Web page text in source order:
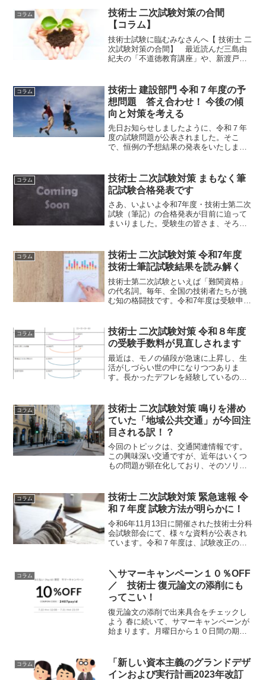
コラム
技術士 二次試験対策の合間
【コラム】
技術士試験に臨むみなさんへ【 技術士 二
次試験対策の合間】 最近読んだ三島由
紀夫の「不道徳教育講座」や、新渡戸稲
みの論語知らず」と嘲笑された。』とあ
りました。また、「武...
コラム
技術士 建設部門 令和７年度の予
想問題 答え合わせ！ 今後の傾
向と対策を考える
先日お知らせしましたように、令和７年
度の試験問題が公表されました。そこ
で、恒例の予想結果の発表をいたしま
ような結果になっているのでしょうか。
コラム
技術士 二次試験対策 まもなく筆
記試験合格発表です
さあ、いよいよ令和7年度・技術士第二次
試験（筆記）の合格発表が目前に迫って
まいりました。受験生の皆さま、そろそ
ん、今年の必須科目Ⅰは、比較的平易な
出題だったので期待値大です。
コラム
技術士 二次試験対策 令和7年度
技術士筆記試験結果を読み解く
技術士第二次試験といえば「難関資格」
の代名詞。毎年、全国の技術者たちが挑
む知の格闘技です。令和7年度は受験申込
が増えたにもかかわらず、合格率は 上昇
しました。
コラム
技術士 二次試験対策 令和８年度
の受験手数料が見直しされます
最近は、モノの値段が急速に上昇し、生
活がしづらい世の中になりつつありま
す。長かったデフレを経験しているの
影響が顕在化します。なんと令和８年度
の受験手数料が値上がりします。
コラム
技術士 二次試験対策 鳴りを潜め
ていた「地域公共交通」が今回注
目される訳！？
今回のトピックは、交通関連情報です。
この興味深い交通ですが、近年はいくつ
もの問題が顕在化しており、そのソリュ
ックと言えます。この機会に深堀してみ
てはいかがでしょうか。みなさんの強力
な武器になると思いますよ。
コラム
技術士 二次試験対策 緊急速報 令
和７年度 試験方法が明らかに！
令和6年11月13日に開催された技術士分科
会試験部会にて、様々な資料が公表され
ています。令和７年度は、試験改正のタ
す。このことは技術士分科会試験部会の
資料で明らかになっています。
コラム
＼サマーキャンペーン１０％OFF
／ 技術士 復元論文の添削にも
ってこい！
復元論文の添削で出来具合をチェックし
よう 春に続いて、サマーキャンペーンが
始まります。月曜日から１０日間の期間
ので、お好きなタイミングで投稿可能で
す。
コラム
「新しい資本主義のグランドデザ
インおよび実行計画2023年改訂